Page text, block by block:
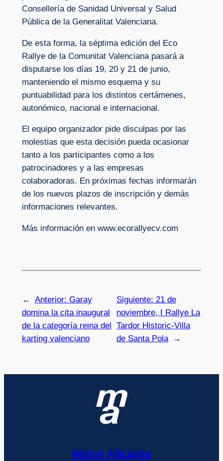
Consellería de Sanidad Universal y Salud
Pública de la Generalitat Valenciana.
De esta forma, la séptima edición del Eco
Rallye de la Comunitat Valenciana pasará a
disputarse los días 19, 20 y 21 de junio,
manteniendo el mismo esquema y su
puntuabilidad para los distintos certámenes,
autonómico, nacional e internacional.
El equipo organizador pide disculpas por las
molestias que esta decisión pueda ocasionar
tanto a los participantes como a los
patrocinadores y a las empresas
colaboradoras. En próximas fechas informarán
de los nuevos plazos de inscripción y demás
informaciones relevantes.
Más información en www.ecorallyecv.com
← Anterior: Garay
domina la cita inaugural
de la categoría reina del
karting valenciano
Siguiente: 21 de
noviembre, I Rallye La
Tardor Historic-Villa
de Santa Pola
→
Motor Alicante